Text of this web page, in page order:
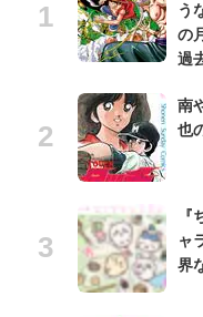
う
の
過
南
也
ャ
界